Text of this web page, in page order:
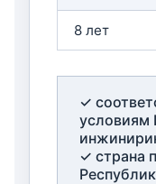
8 лет
✓
✓ страна